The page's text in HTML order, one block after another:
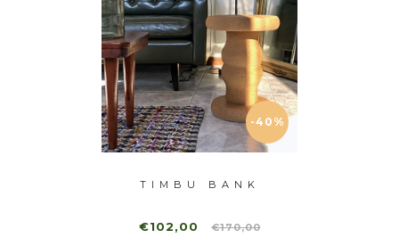
-40%
TIMBU BANK
€102,00 €170,00